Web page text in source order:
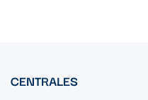
CENTRALES